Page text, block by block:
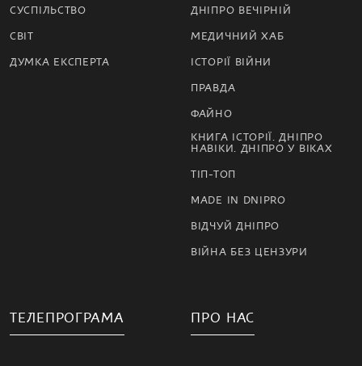
СУСПІЛЬСТВО
СВІТ
ДУМКА ЕКСПЕРТА
ДНІПРО ВЕЧІРНІЙ
МЕДИЧНИЙ ХАБ
ІСТОРІЇ ВІЙНИ
ПРАВДА
ФАЙНО
КНИГА ІСТОРІЇ. ДНІПРО
НАВІКИ. ДНІПРО У ВІКАХ
ТІП-ТОП
MADE IN DNIPRO
ВІДЧУЙ ДНІПРО
ВІЙНА БЕЗ ЦЕНЗУРИ
ТЕЛЕПРОГРАМА ПРО НАС